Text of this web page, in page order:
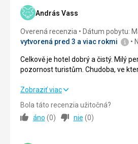
Okolie
Služby
Bílý písek, tyrkysové moře, na
Bohužel hodně otravných prodejců
hotelovou pláž si nedovolí chodit.
András Vass
Overená recenzia Dátum pobytu:
vytvorená pred 3 a viac rokmi
Celkově je hotel dobrý a čistý. Milý
pozornost turistům. Chudoba, ve
Celkově je hotel dobrý a čistý. Milý
Strava
Zobraziť viac
Bola táto recenzia užitočná?
áno (0) nie (0)